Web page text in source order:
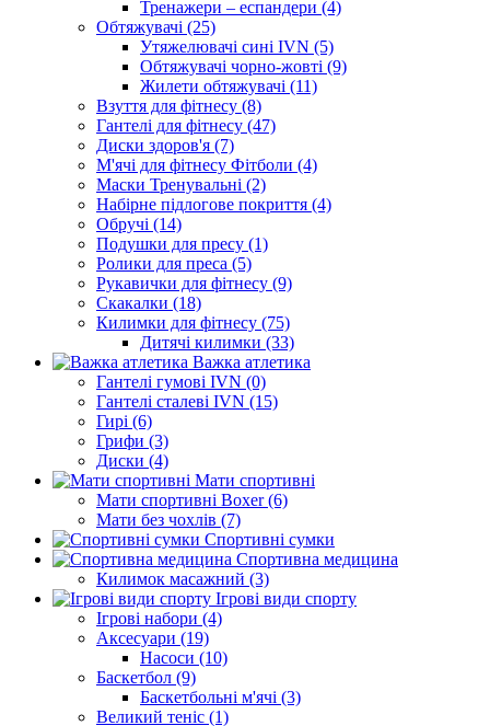
Тренажери – еспандери (4)
Обтяжувачі (25)
Утяжелювачі сині IVN (5)
Обтяжувачі чорно-жовті (9)
Жилети обтяжувачі (11)
Взуття для фітнесу (8)
Гантелі для фітнесу (47)
Диски здоров'я (7)
М'ячі для фітнесу Фітболи (4)
Маски Тренувальні (2)
Набірне підлогове покриття (4)
Обручі (14)
Подушки для пресу (1)
Ролики для преса (5)
Рукавички для фітнесу (9)
Скакалки (18)
Килимки для фітнесу (75)
Дитячі килимки (33)
Важка атлетика
Гантелі гумові IVN (0)
Гантелі сталеві IVN (15)
Гирі (6)
Грифи (3)
Диски (4)
Мати спортивні
Мати спортивні Boxer (6)
Мати без чохлів (7)
Спортивні сумки
Спортивна медицина
Килимок масажний (3)
Ігрові види спорту
Ігрові набори (4)
Аксесуари (19)
Насоси (10)
Баскетбол (9)
Баскетбольні м'ячі (3)
Великий теніс (1)